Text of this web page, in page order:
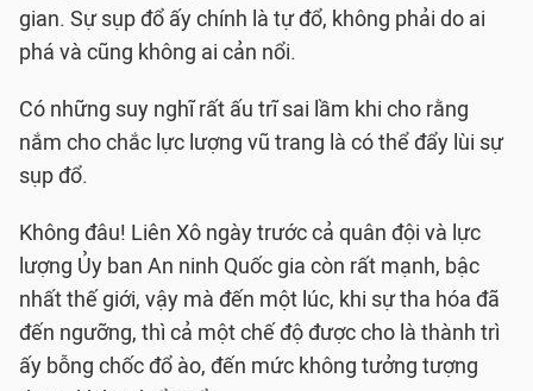
gian. Sự sụp đổ ấy chính là tự đổ, không phải do ai
phá và cũng không ai cản nổi.
Có những suy nghĩ rất ấu trĩ sai lầm khi cho rằng
nắm cho chắc lực lượng vũ trang là có thể đẩy lùi sự
sụp đổ.
Không đâu! Liên Xô ngày trước cả quân đội và lực
lượng Ủy ban An ninh Quốc gia còn rất mạnh, bậc
nhất thế giới, vậy mà đến một lúc, khi sự tha hóa đã
đến ngưỡng, thì cả một chế độ được cho là thành trì
ấy bỗng chốc đổ ào, đến mức không tưởng tượng